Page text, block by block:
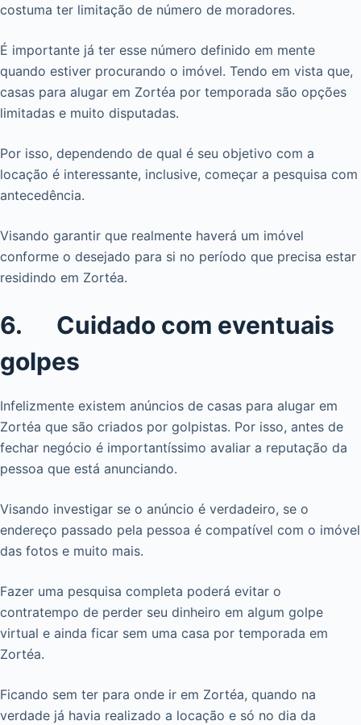
costuma ter limitação de número de moradores.
É importante já ter esse número definido em mente
quando estiver procurando o imóvel. Tendo em vista que,
casas para alugar em Zortéa por temporada são opções
limitadas e muito disputadas.
Por isso, dependendo de qual é seu objetivo com a
locação é interessante, inclusive, começar a pesquisa com
antecedência.
Visando garantir que realmente haverá um imóvel
conforme o desejado para si no período que precisa estar
residindo em Zortéa.
6. Cuidado com eventuais
golpes
Infelizmente existem anúncios de casas para alugar em
Zortéa que são criados por golpistas. Por isso, antes de
fechar negócio é importantíssimo avaliar a reputação da
pessoa que está anunciando.
Visando investigar se o anúncio é verdadeiro, se o
endereço passado pela pessoa é compatível com o imóvel
das fotos e muito mais.
Fazer uma pesquisa completa poderá evitar o
contratempo de perder seu dinheiro em algum golpe
virtual e ainda ficar sem uma casa por temporada em
Zortéa.
Ficando sem ter para onde ir em Zortéa, quando na
verdade já havia realizado a locação e só no dia da